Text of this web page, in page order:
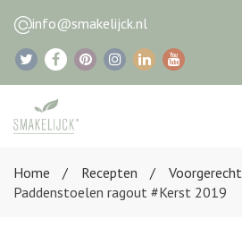
info@smakelijck.nl
Home
Recepten
Voorgerecht
Paddenstoelen ragout #Kerst 2019